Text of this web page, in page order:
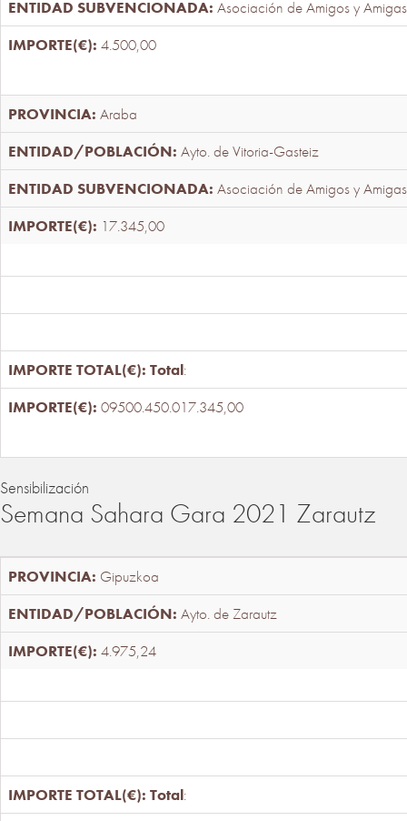
Asociación de Amigos y
4.500,00
Araba
Ayto. de Vitoria-Gasteiz
Asociación de Amigos y
17.345,00
Total:
09500.450.017.345,00
Sensibilización
Semana Sahara Gara 2021 Zarautz
Gipuzkoa
Ayto. de Zarautz
4.975,24
Total: